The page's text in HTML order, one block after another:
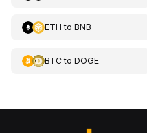
ETH to BNB
BTCto DOGE